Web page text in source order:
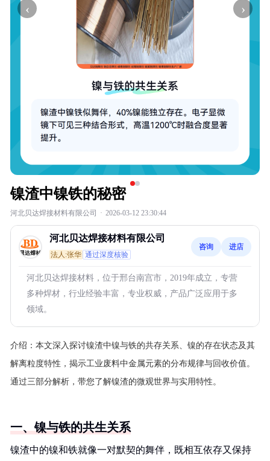
‹ ›
镍渣中镍铁的秘密
河北贝达焊接材料有限公司 · 2026-03-12 23:30:44
河北贝达焊接材料有限公司
法人:张华 通过深度核验
咨询 进店
河北贝达焊接材料，位于邢台南宫市，2019年成立，专营
多种焊材，行业经验丰富，专业权威，产品广泛应用于多
领域。
介绍： 本文深入探讨镍渣中镍与铁的共存关系、镍的存在状态及其
解离粒度特性，揭示工业废料中金属元素的分布规律与回收价值。
通过三部分解析，带您了解镍渣的微观世界与实用特性。
一、镍与铁的共生关系
镍渣中的镍和铁就像一对默契的舞伴，既相互依存又保持